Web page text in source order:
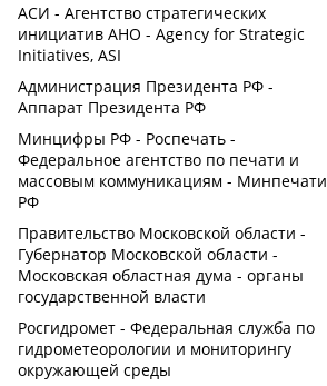
АСИ - Агентство стратегических
инициатив АНО - Agency for Strategic
Initiatives, ASI
Администрация Президента РФ -
Аппарат Президента РФ
Минцифры РФ - Роспечать -
Федеральное агентство по печати и
массовым коммуникациям - Минпечати
РФ
Правительство Московской области -
Губернатор Московской области -
Московская областная дума - органы
государственной власти
Росгидромет - Федеральная служба по
гидрометеорологии и мониторингу
окружающей среды